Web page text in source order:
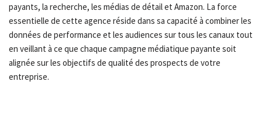
payants, la recherche, les médias de détail et Amazon. La force
essentielle de cette agence réside dans sa capacité à combiner les
données de performance et les audiences sur tous les canaux tout
en veillant à ce que chaque campagne médiatique payante soit
alignée sur les objectifs de qualité des prospects de votre
entreprise.